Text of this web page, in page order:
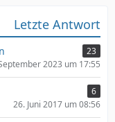
Letzte Antwort
23
2023 um 17:55
6
26. Juni 2017 um 08:56